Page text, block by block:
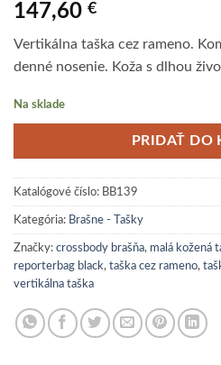
147,60 €
Vertikálna taška cez rameno.
denné nosenie. Koža s dlhou
Na sklade
PRIDAŤ DO
Katalógové číslo: BB139
Kategória: Brašne - Tašky
Značky: crossbody brašňa, malá kožená
reporterbag black, taška cez rameno,
vertikálna taška